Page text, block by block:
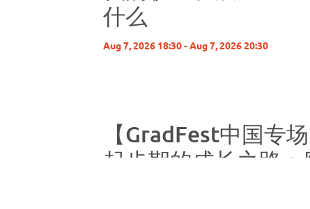
什么
Aug 7, 2026 18:30 - Aug 7, 2026 20:30
【GradFest中国专
起步期的成长之路